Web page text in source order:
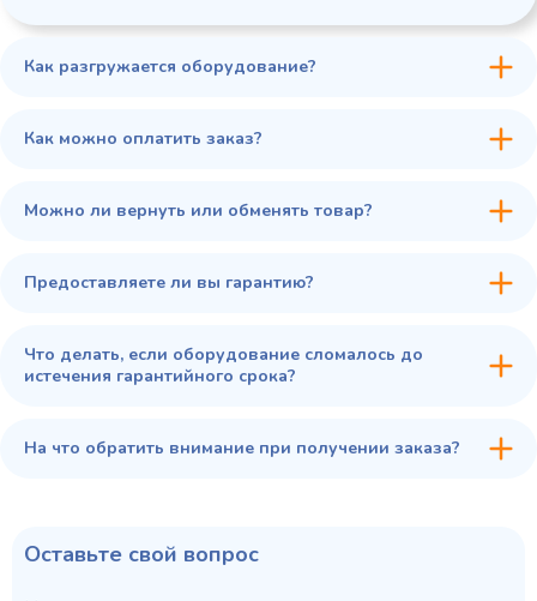
45 900 ₽
Как разгружается оборудование?
Как можно оплатить заказ?
Можно ли вернуть или обменять товар?
Предоставляете ли вы гарантию?
Что делать, если оборудование сломалось до
истечения гарантийного срока?
На что обратить внимание при получении заказа?
Оставьте свой вопрос